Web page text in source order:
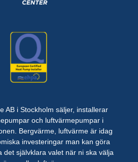
AB i Stockholm säljer, installerar
och luftvärmepumpar i
Bergvärme, luftvärme är idag
investeringar man kan göra
det självklara valet när ni ska välja